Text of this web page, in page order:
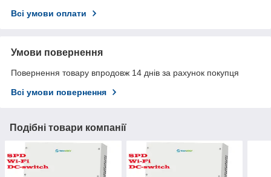
Всі умови оплати
Умови повернення
Повернення товару впродовж 14 днів за рахунок покупця
Всі умови повернення
Подібні товари компанії